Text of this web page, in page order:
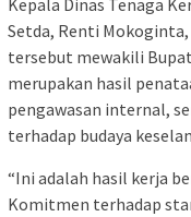
Kepala Dinas Tenaga
Setda, Renti Mokoginta,
tersebut mewakili
merupakan hasil
pengawasan internal,
terhadap budaya
“Ini adalah hasil kerja
Komitmen terhadap